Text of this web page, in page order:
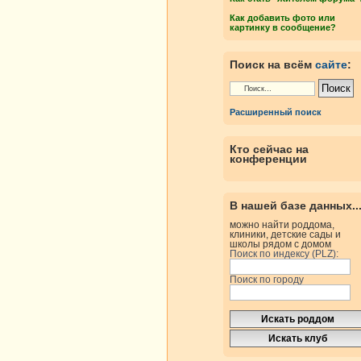
Как добавить фото или
картинку в сообщение?
Поиск на всём сайте:
Расширенный поиск
Кто сейчас на
конференции
В нашей базе данных...
можно найти роддома,
клиники, детские сады и
школы рядом с домом
Поиск по индексу (PLZ):
Поиск по городу